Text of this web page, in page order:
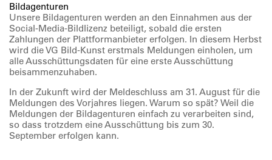
Bildagenturen
Unsere Bildagenturen werden an den Einnahmen aus der
Social-Media-Bildlizenz beteiligt, sobald die ersten
Zahlungen der Plattformanbieter erfolgen. In diesem Herbst
wird die VG Bild-Kunst erstmals Meldungen einholen, um
alle Ausschüttungsdaten für eine erste Ausschüttung
beisammenzuhaben.
In der Zukunft wird der Meldeschluss am 31. August für die
Meldungen des Vorjahres liegen. Warum so spät? Weil die
Meldungen der Bildagenturen einfach zu verarbeiten sind,
so dass trotzdem eine Ausschüttung bis zum 30.
September erfolgen kann.